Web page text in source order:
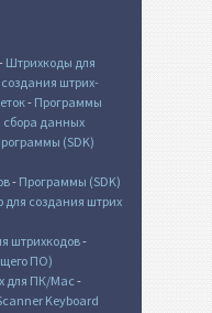
- Штрихкоды для
штрих-
- Программы
данных
(SDK)
- Программы (SDK)
для создания штрих
штрихкодов-
ПО)
для ПК/Mac -
Keyboard